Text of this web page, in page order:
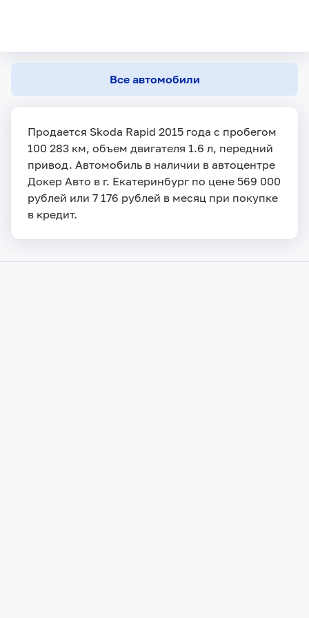
Все автомобили
Продается Skoda Rapid 2015 года с пробегом
100 283 км, объем двигателя 1.6 л, передний
привод. Автомобиль в наличии в автоцентре
Докер Авто в г. Екатеринбург по цене 569 000
рублей или 7 176 рублей в месяц при покупке
в кредит.